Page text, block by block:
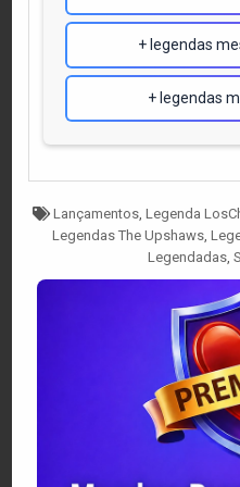
+ legendas
+ legendas
Tagged
Lançamentos, Legenda
Legendas The Upshaws,
Legendadas